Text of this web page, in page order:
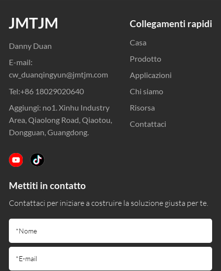
Danny Duan
E-mail:
cw_duanqingyun@jmtjm.com
Tel:+86 18029020640
Aggiungi: no1. Xinhu Industry
Area, Qiaolong Road, Qiaotou,
Dongguan, Guangdong.
Collegamenti rapidi
Casa
Prodotto
Applicazioni
Chi siamo
Risorsa
Contattaci
Mettiti in contatto
Contattaci per iniziare a costruire la soluzione giusta per te.